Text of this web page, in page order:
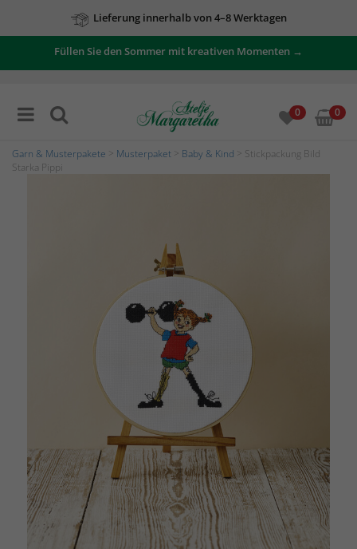
Lieferung innerhalb von 4–8 Werktagen
Füllen Sie den Sommer mit kreativen Momenten →
0 0
Garn & Musterpakete Musterpaket Baby & Kind > Stickpackung Bild
Starka Pippi